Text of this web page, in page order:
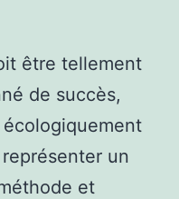
être tellement
de succès,
un
et